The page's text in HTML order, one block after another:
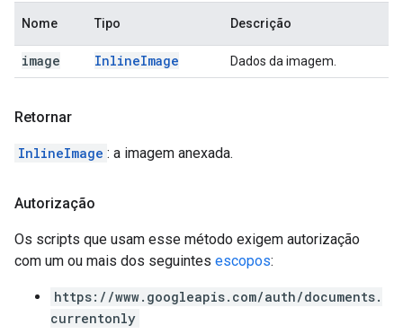
Nome Tipo Descrição
image InlineImage Dados da imagem.
Retornar
InlineImage : a imagem anexada.
Autorização
Os scripts que usam esse método exigem autorização
com um ou mais dos seguintes escopos:
https://www.googleapis.com/auth/documents.
currentonly